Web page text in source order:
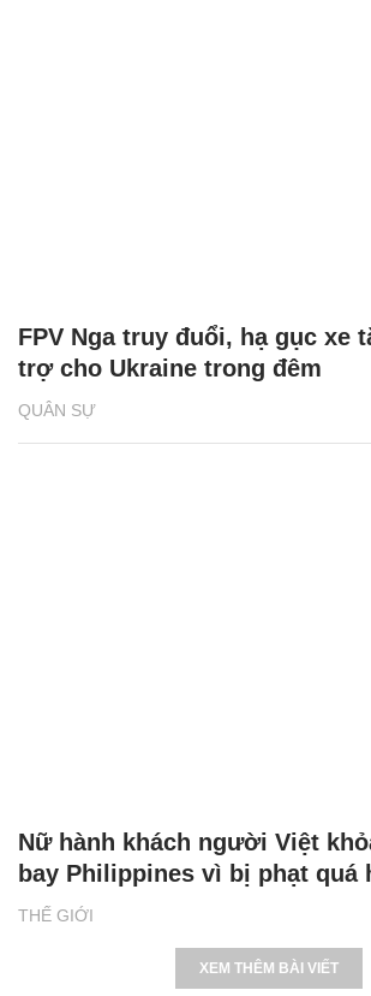
QUÂN SỰ
FPV Nga truy đuổi, hạ gục xe
trợ cho Ukraine trong đêm
THẾ GIỚI
Nữ hành khách người Việt
bay Philippines vì bị phạt quá
XEM THÊM BÀI VIẾT